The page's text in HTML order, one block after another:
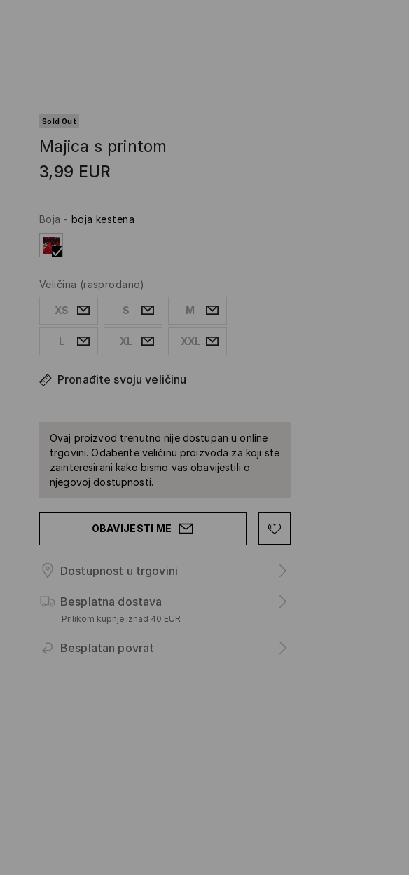
Sold Out
Majica s printom
3,99 EUR
Boja - boja kestena
Veličina (rasprodano)
XS S M
L XL XXL
Pronađite svoju veličinu
Ovaj proizvod trenutno nije dostupan u online
trgovini. Odaberite veličinu proizvoda za koji ste
zainteresirani kako bismo vas obavijestili o
njegovoj dostupnosti.
OBAVIJESTI ME
Dostupnost u trgovini
Besplatna dostava
Prilikom kupnje iznad 40 EUR
Besplatan povrat